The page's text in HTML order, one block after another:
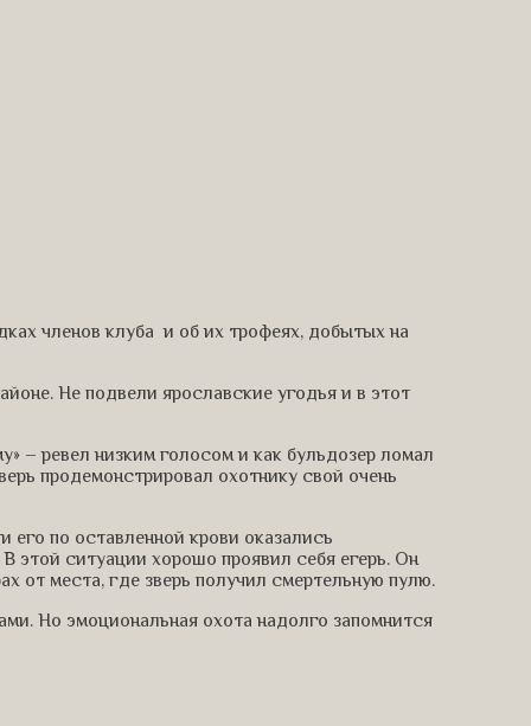
членов клуба и об их трофеях, добытых на
Не подвели ярославские угодья и в этот
– ревел низким голосом и как бульдозер ломал
продемонстрировал охотнику свой очень
по оставленной крови оказались
ситуации хорошо проявил себя егерь. Он
от места, где зверь получил смертельную пулю.
Но эмоциональная охота надолго запомнится